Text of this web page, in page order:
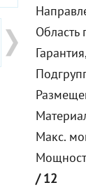
Макс.
/ 12